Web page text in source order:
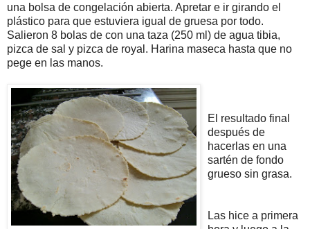
una bolsa de congelación abierta. Apretar e ir girando el
plástico para que estuviera igual de gruesa por todo.
Salieron 8 bolas de con una taza (250 ml) de agua tibia,
pizca de sal y pizca de royal. Harina maseca hasta que no
pege en las manos.
El resultado final
después de
hacerlas en una
sartén de fondo
grueso sin grasa.
Las hice a primera